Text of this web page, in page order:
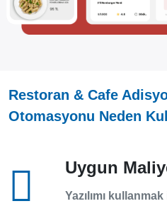
Restoran & Cafe
Otomasyonu Neden
Uygun
Yazılımı